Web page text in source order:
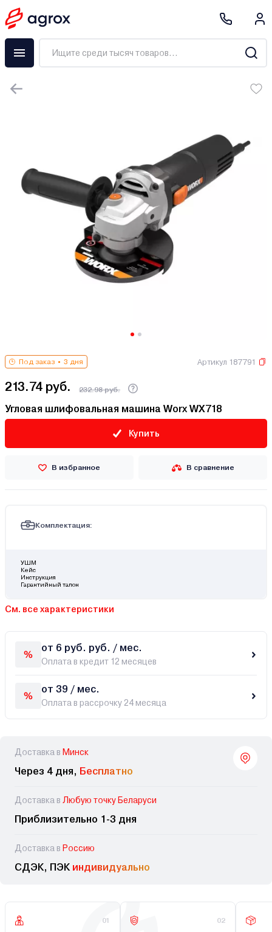
Под заказ 3 дня Артикул 187791
213.74 руб. 232.98 руб.
Угловая шлифовальная машина Worx WX718
Купить
В избранное В сравнение
Комплектация:
УШМ
Кейс
Инструкция
Гарантийный талон
См. все характеристики
от 6 руб. руб. / мес.
Оплата в кредит 12 месяцев
от 39 / мес.
Оплата в рассрочку 24 месяца
Доставка в Минск
Через 4 дня, Бесплатно
Доставка в Любую точку Беларуси
Приблизительно 1-3 дня
Доставка в Россию
СДЭК, ПЭК индивидуально
01 02